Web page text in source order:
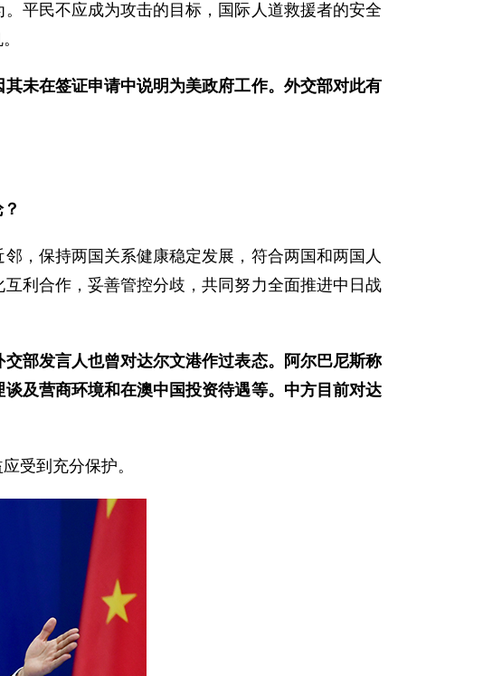
平民不应成为攻击的目标，国际人道救援者的安全
未在签证申请中说明为美政府工作。外交部对此有
，保持两国关系健康稳定发展，符合两国和两国人
利合作，妥善管控分歧，共同努力全面推进中日战
部发言人也曾对达尔文港作过表态。阿尔巴尼斯称
及营商环境和在澳中国投资待遇等。中方目前对达
受到充分保护。